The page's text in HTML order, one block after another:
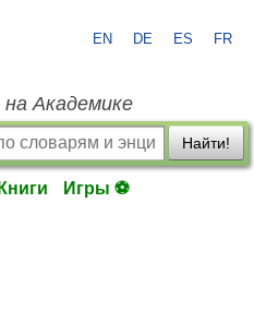
EN DE ES FR
на Академике
Найти!
Книги Игры ⚽